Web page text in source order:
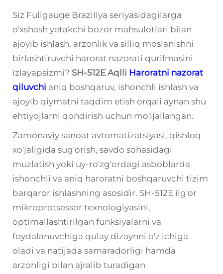
Siz Fullgauge Braziliya seriyasidagilarga
o'xshash yetakchi bozor mahsulotlari bilan
ajoyib ishlash, arzonlik va silliq moslanishni
birlashtiruvchi harorat nazorati qurilmasini
izlayapsizmi? SH-512E Aqlli Haroratni nazorat
qiluvchi aniq boshqaruv, ishonchli ishlash va
ajoyib qiymatni taqdim etish orqali aynan shu
ehtiyojlarni qondirish uchun mo'ljallangan.
Zamonaviy sanoat avtomatizatsiyasi, qishloq
xo'jaligida sug'orish, savdo sohasidagi
muzlatish yoki uy-ro'zg'ordagi asboblarda
ishonchli va aniq haroratni boshqaruvchi tizim
barqaror ishlashning asosidir. SH-512E ilg'or
mikroprotsessor texnologiyasini,
optimallashtirilgan funksiyalarni va
foydalanuvchiga qulay dizaynni o'z ichiga
oladi va natijada samaradorligi hamda
arzonligi bilan ajralib turadigan